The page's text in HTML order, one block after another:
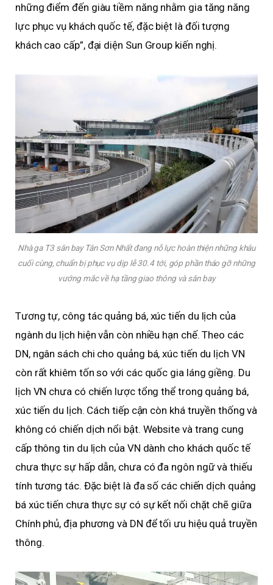
những điểm đến giàu tiềm năng nhằm gia tăng năng
lực phục vụ khách quốc tế, đặc biệt là đối tượng
khách cao cấp”, đại diện Sun Group kiến nghị.
Nhà ga T3 sân bay Tân Sơn Nhất đang nỗ lực hoàn thiện những khâu
cuối cùng, chuẩn bị phục vụ dịp lễ 30.4 tới, góp phần tháo gỡ những
vướng mắc về hạ tầng giao thông và sân bay
Tương tự, công tác quảng bá, xúc tiến du lịch của
ngành du lịch hiện vẫn còn nhiều hạn chế. Theo các
DN, ngân sách chi cho quảng bá, xúc tiến du lịch VN
còn rất khiêm tốn so với các quốc gia láng giềng. Du
lịch VN chưa có chiến lược tổng thể trong quảng bá,
xúc tiến du lịch. Cách tiếp cận còn khá truyền thống và
không có chiến dịch nổi bật. Website và trang cung
cấp thông tin du lịch của VN dành cho khách quốc tế
chưa thực sự hấp dẫn, chưa có đa ngôn ngữ và thiếu
tính tương tác. Đặc biệt là đa số các chiến dịch quảng
bá xúc tiến chưa thực sự có sự kết nối chặt chẽ giữa
Chính phủ, địa phương và DN để tối ưu hiệu quả truyền
thông.